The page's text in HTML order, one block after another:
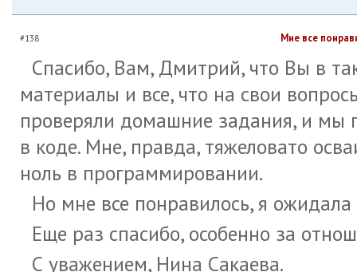
#138 Мне все
Спасибо, Вам, Дмитрий, что Вы в
материалы и все, что на свои
проверяли домашние задания, и мы
в коде. Мне, правда, тяжеловато
ноль в программировании.
Но мне все понравилось, я
Еще раз спасибо, особенно за
С уважением, Нина Сакаева.